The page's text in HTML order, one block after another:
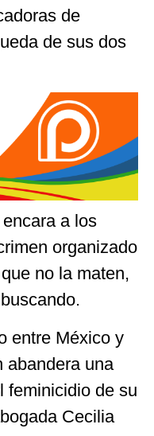
de
de sus dos
a los
organizado
no la maten,
entre México y
abandera una
feminicidio de su
Cecilia